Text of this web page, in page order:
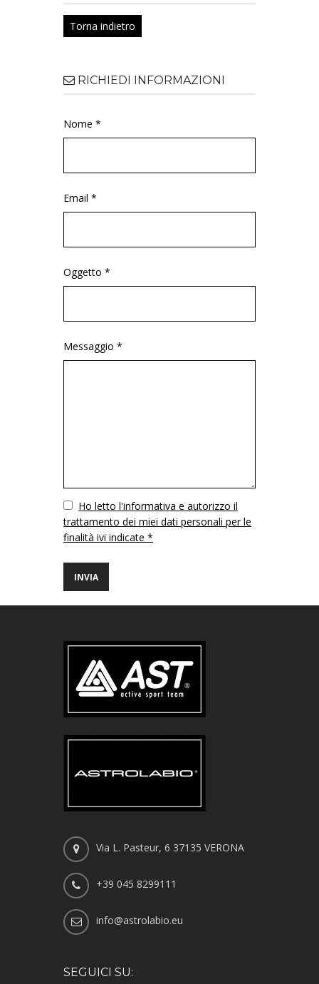
Torna indietro
RICHIEDI INFORMAZIONI
Nome *
Email *
Oggetto *
Messaggio *
VuotoHo letto l'informativa e autorizzo il
trattamento dei miei dati personali per le
finalità ivi indicate *
Via L. Pasteur, 6 37135 VERONA
+39 045 8299111
info@astrolabio.eu
SEGUICI SU: